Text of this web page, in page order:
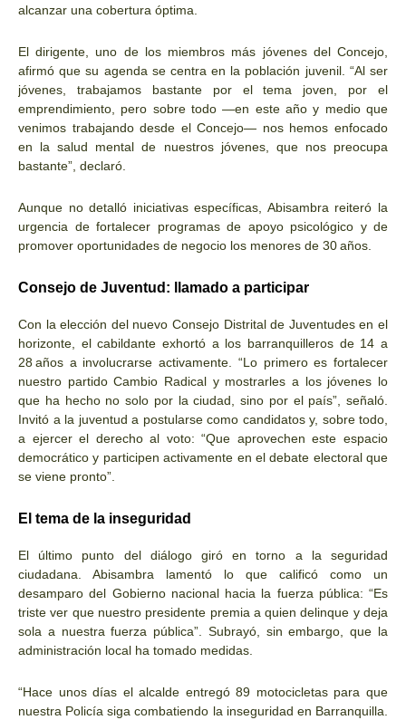
alcanzar una cobertura óptima.
El dirigente, uno de los miembros más jóvenes del Concejo,
afirmó que su agenda se centra en la población juvenil. “Al ser
jóvenes, trabajamos bastante por el tema joven, por el
emprendimiento, pero sobre todo —en este año y medio que
venimos trabajando desde el Concejo— nos hemos enfocado
en la salud mental de nuestros jóvenes, que nos preocupa
bastante”, declaró.
Aunque no detalló iniciativas específicas, Abisambra reiteró la
urgencia de fortalecer programas de apoyo psicológico y de
promover oportunidades de negocio los menores de 30 años.
Consejo de Juventud: llamado a participar
Con la elección del nuevo Consejo Distrital de Juventudes en el
horizonte, el cabildante exhortó a los barranquilleros de 14 a
28 años a involucrarse activamente. “Lo primero es fortalecer
nuestro partido Cambio Radical y mostrarles a los jóvenes lo
que ha hecho no solo por la ciudad, sino por el país”, señaló.
Invitó a la juventud a postularse como candidatos y, sobre todo,
a ejercer el derecho al voto: “Que aprovechen este espacio
democrático y participen activamente en el debate electoral que
se viene pronto”.
El tema de la inseguridad
El último punto del diálogo giró en torno a la seguridad
ciudadana. Abisambra lamentó lo que calificó como un
desamparo del Gobierno nacional hacia la fuerza pública: “Es
triste ver que nuestro presidente premia a quien delinque y deja
sola a nuestra fuerza pública”. Subrayó, sin embargo, que la
administración local ha tomado medidas.
“Hace unos días el alcalde entregó 89 motocicletas para que
nuestra Policía siga combatiendo la inseguridad en Barranquilla.